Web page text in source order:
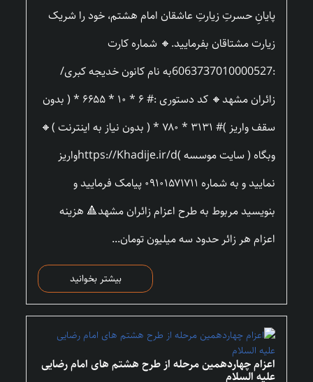
پایانِ حسرتِ زیارتِ عاشقان امام هشتم، خود را شریک
زیارت مشتاقان بفرمایید.🔸 شماره کارت
:6063737010000527به نام کانون خدیجه کبری/
زائران مشهد🔸 کد دستوری :# ۶ * ۱۰ * ۶۶۵۵ * ( بدون
سقف واریز )# ۳۱۳۱ * ۷۸۰ * ( بدون نیاز به اینترنت )🔸
وبگاه ( سایت موسسه )https://Khadije.ir/dواریز
نمایید و به شماره ۰۹۱۰۱۵۷۱۷۱۱ پیامک فرمایید و
بنویسید مربوط به طرح اعزام زائران مشهد🔺 هزینه
اعزام هر زائر حدود سه میلیون تومان...
بیشتر بخوانید
اعزام چهاردهمین مرحله از طرح هشتم های امام رضایی
علیه السلام